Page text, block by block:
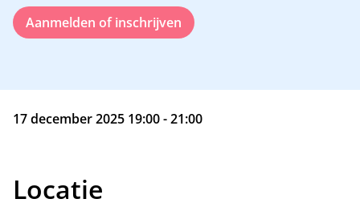
Aanmelden of inschrijven
17 december 2025 19:00 - 21:00
Locatie